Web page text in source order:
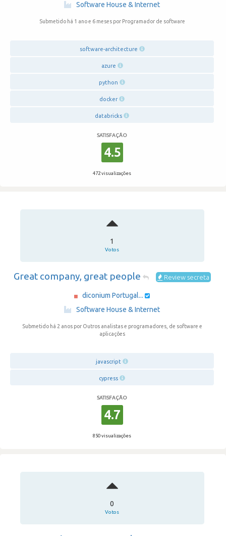
Software House & Internet
Submetido há 1 ano e 6 meses por Programador de software
software-architecture
azure
python
docker
databricks
SATISFAÇÃO
4.5
472 visualizações
1
Votos
Great company, great people Review secreta
diconium Portugal...
Software House & Internet
Submetido há 2 anos por Outros analistas e programadores, de software e
aplicações
javascript
cypress
SATISFAÇÃO
4.7
850 visualizações
0
Votos